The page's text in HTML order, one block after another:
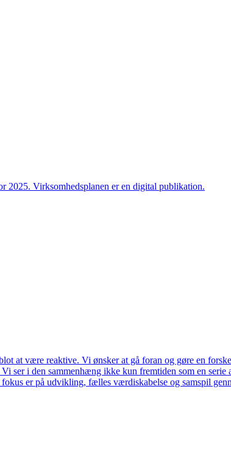
2025. Virksomhedsplanen er en digital publikation.
at være reaktive. Vi ønsker at gå foran og gøre en
ser i den sammenhæng ikke kun fremtiden som en
er på udvikling, fælles værdiskabelse og samspil